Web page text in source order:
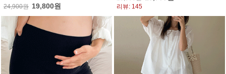
24,900원 19,800원 리뷰: 145